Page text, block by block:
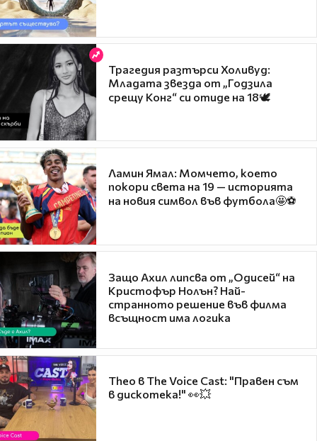
Трагедия разтърси Холивуд:
Младата звезда от „Годзила
срещу Конг“ си отиде на 18🕊️
Ламин Ямал: Момчето, което
покори света на 19 — историята
на новия символ във футбола🤩⚽
Защо Ахил липсва от „Одисей“ на
Кристофър Нолън? Най-
странното решение във филма
всъщност има логика
Theo в The Voice Cast: "Правен съм
в дискотека!" 👀💥